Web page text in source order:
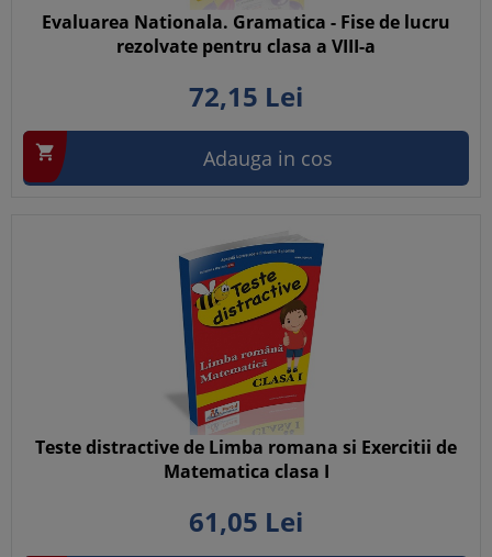
Evaluarea Nationala. Gramatica - Fise de lucru
rezolvate pentru clasa a VIII-a
72,15 Lei
 Adauga in cos
Teste distractive de Limba romana si Exercitii de
Matematica clasa I
61,05 Lei